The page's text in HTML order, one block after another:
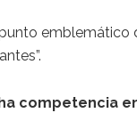
competencia